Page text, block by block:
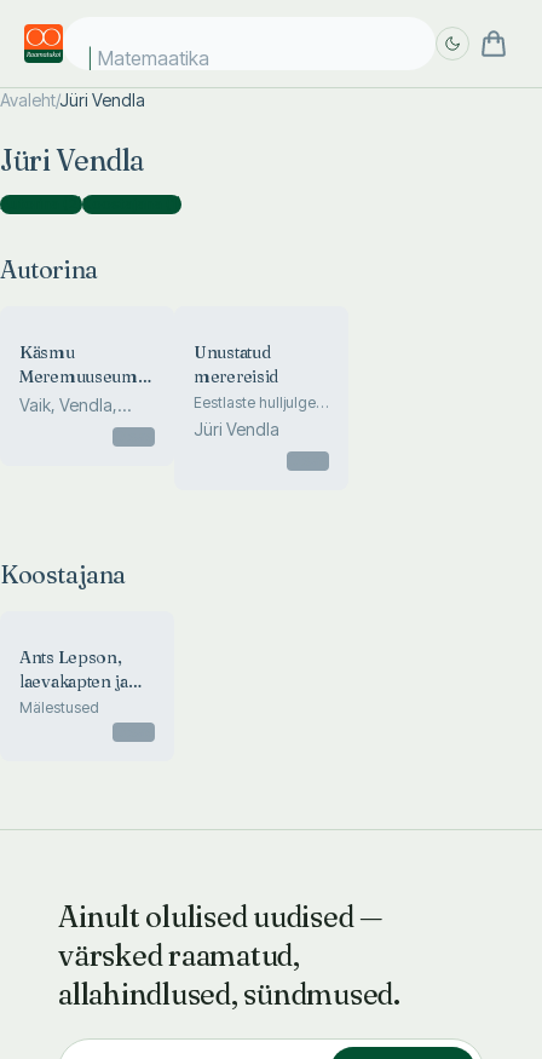
Matemaatika
Avaleht/Jüri Vendla
Jüri Vendla
Autorina )Koostajana )
Autorina
Käsmu
Meremuuseumi
toimetised
Vaik, Vendla,
Unustatud
merereisid
Eestlaste hulljulged
põgenemisreisid üle
Atlandi 1940.
Jüri Vendla
Koostajana
Ants Lepson,
laevakapten ja
maalikunstnik
Mälestused
Ainult olulised uudised —
värsked raamatud,
allahindlused, sündmused.